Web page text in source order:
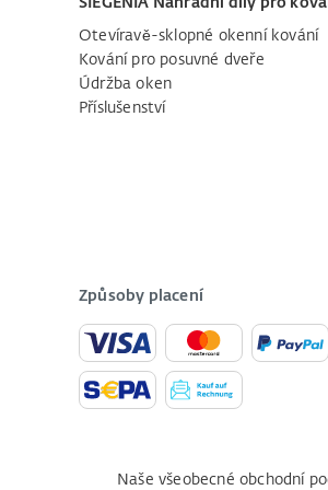
SIEGENIA Náhradní díly pro
Otevíravě-sklopné okenní kování
Kování pro posuvné dveře
Údržba oken
Příslušenství
Způsoby placení
Naše všeobecné obchodní